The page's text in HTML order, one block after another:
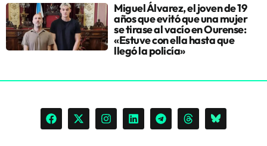
Miguel Álvarez, el joven de 19
años que evitó que una mujer
se tirase al vacío en Ourense:
«Estuve con ella hasta que
llegó la policía»